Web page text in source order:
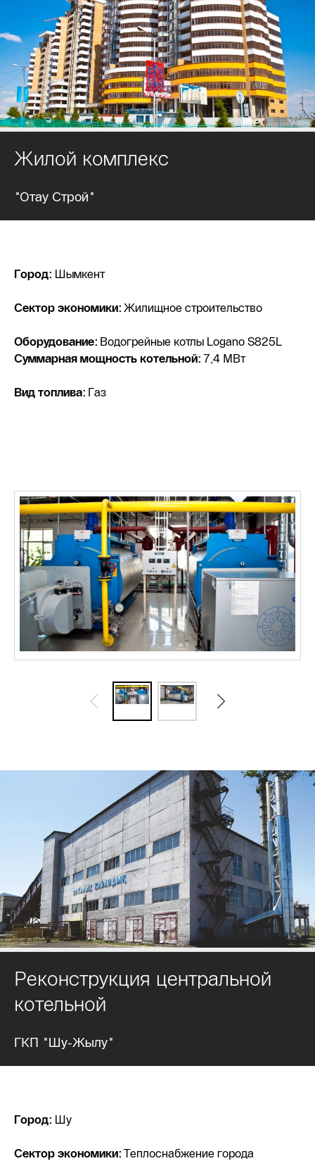
Жилой комплекс
"Отау Строй"
Город: Шымкент
Сектор экономики: Жилищное строительство
Оборудование: Водогрейные котлы Logano S825L
Суммарная мощность котельной: 7,4 МВт
Вид топлива: Газ
Реконструкция центральной
котельной
ГКП "Шу-Жылу"
Город: Шу
Сектор экономики:Теплоснабжение города